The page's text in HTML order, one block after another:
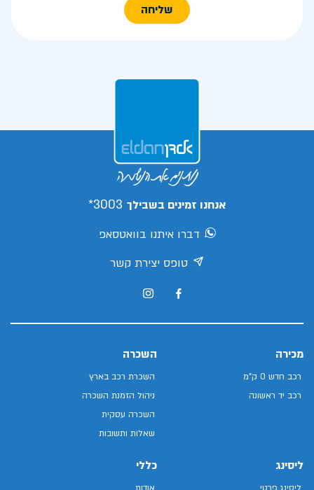
שליחה
אנחנו זמינים בשבילך 3003*
דברו איתנו בוואטסאפ
טופס יצירת קשר
מכירה
רכב חדש 0 ק"מ
רכב יד ראשונה
השכרה
השכרת רכב בארץ
ניהול הזמנת השכרה
השכרה עסקית
שאלות ותשובות
ליסינג
ליסינג פרטי
כללי
אודות